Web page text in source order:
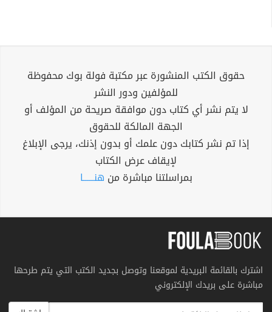
حقوق الكتب المنشورة عبر مكتبة فولة بوك محفوظة
للمؤلفين ودور النشر
لا يتم نشر أي كتاب دون موافقة صريحة من المؤلف أو
الجهة المالكة للحقوق
إذا تم نشر كتابك دون علمك أو بدون إذنك، يرجى الإبلاغ
لإيقاف عرض الكتاب
بمراسلتنا مباشرة من هنــــــا
اشترك بالقائمة البريدية لموقعنا وتوصل بجديد الكتب التي يتم طرحها
مباشرة على بريدك الإلكتروني